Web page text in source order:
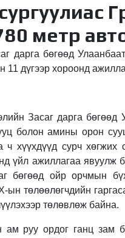
метр
дарга бөгөөд
11 дүгээр хороонд
Засаг дарга
болон амины орон
ч хүүхдүүд сурч хөгжих
үйл ажиллагаа явуулж
бөгөөд ойр орчмын
ын төлөөлөгчдийн
төлөвлөж байна.
ам руу ордог ганц зам